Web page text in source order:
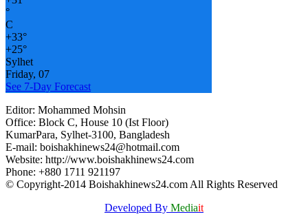
°
C
+33°
+25°
Sylhet
Friday, 07
See 7-Day Forecast
Editor: Mohammed Mohsin
Office: Block C, House 10 (Ist Floor)
KumarPara, Sylhet-3100, Bangladesh
E-mail: boishakhinews24@hotmail.com
Website: http://www.boishakhinews24.com
Phone: +880 1711 921197
© Copyright-2014 Boishakhinews24.com All Rights Reserved
Developed By Mediait